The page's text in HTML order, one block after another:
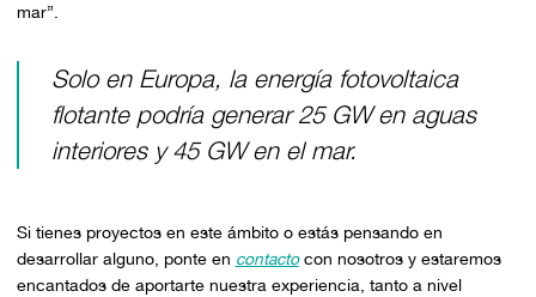
mar”.
Solo en Europa, la energía fotovoltaica
flotante podría generar 25 GW en aguas
interiores y 45 GW en el mar.
Si tienes proyectos en este ámbito o estás pensando en
desarrollar alguno, ponte en contactocon nosotros y estaremos
encantados de aportarte nuestra experiencia, tanto a nivel